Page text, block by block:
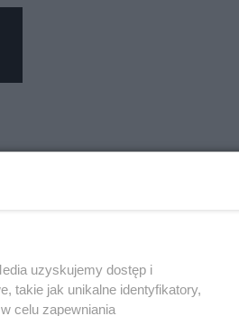
uzyskujemy dostęp i
takie jak unikalne identyfikatory,
celu zapewniania